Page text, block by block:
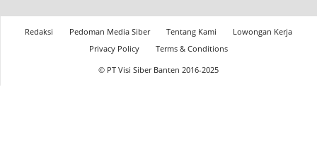
Redaksi Pedoman Media Siber Tentang Kami
Lowongan Kerja
Privacy Policy
Terms & Conditions
© PT Visi Siber Banten 2016-2025